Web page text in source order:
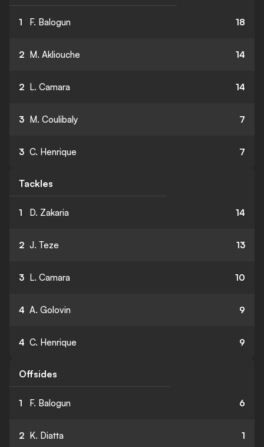
1 F. Balogun 18
2 M. Akliouche 14
2 L. Camara 14
3 M. Coulibaly 7
3 C. Henrique 7
Tackles
1 D. Zakaria 14
2 J. Teze 13
3 L. Camara 10
4 A. Golovin 9
4 C. Henrique 9
Offsides
1 F. Balogun 6
2 K. Diatta 1